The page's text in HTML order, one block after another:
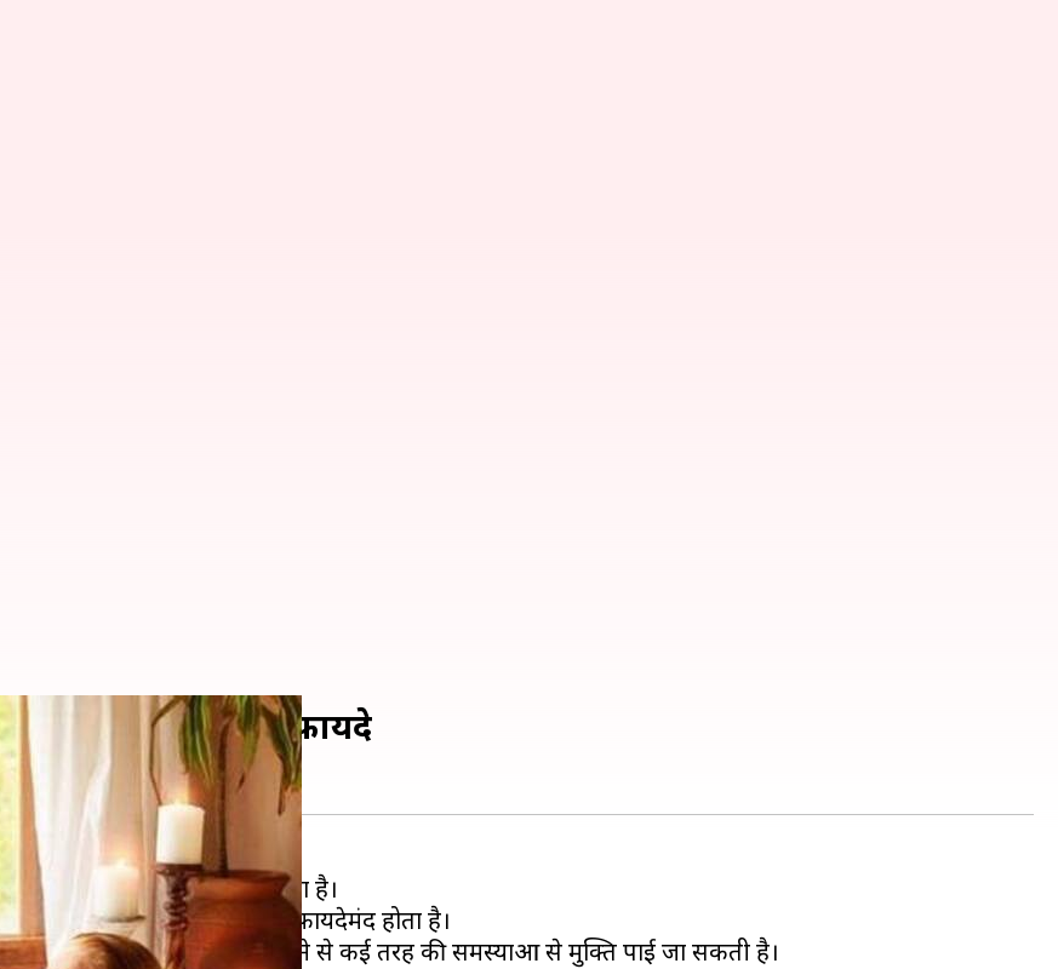
कमाल के शारीरिक फ़ायदे
का स्वाद फीका-फीका लगता है।
बल्कि स्वास्थ्य के लिए भी बहुत फ़ायदेमंद होता है।
है। पानी में नमक मिलाकर नहाने से कई तरह की समस्याओं से मुक्ति पाई जा सकती है।